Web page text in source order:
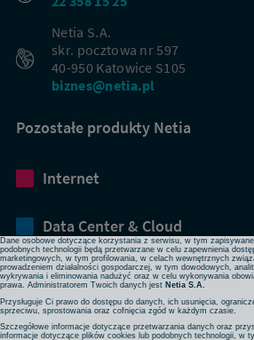
Netia S.A.
skr. pocztowa nr 597
40-950 Katowice S105
biznes@netia.pl
Pozostałe produkty Netia
Internet
Data Center & Cloud
Bezpieczeństwo
Rozwiązania sieciowe
Używamy plików cookies lub podobnych technologii w celu
usprawniania jego działania, profilowania i wyświetlania treści
może spowodować brak dostępu do niektórych funkcji serwisu.
Dane osobowe dotyczące korzystania z serwisu, w tym
podobnych technologii będą przetwarzane w celu zapewnienia
marketingowych, w tym profilowania, w celach wewnętrznych
prowadzeniem działalności gospodarczej, w tym dowodowych,
wykrywania i eliminowania nadużyć oraz w celu wykonywania
prawa. Administratorem Twoich danych jest Netia S.A.
Przysługuje Ci prawo do dostępu do danych, ich usunięcia,
sprzeciwu, sprostowania oraz cofnięcia zgód w każdym czasie.
Szczegółowe informacje dotyczące przetwarzania danych oraz
informacje dotyczące plików cookies lub podobnych technologii, w